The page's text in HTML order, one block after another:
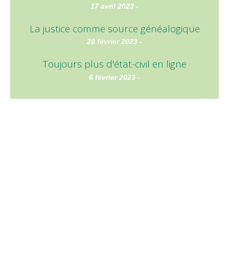
17 avril 2023 -
La justice comme source généalogique
20 février 2023 -
Toujours plus d'état-civil en ligne
6 février 2023 -